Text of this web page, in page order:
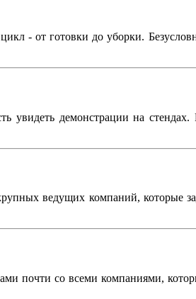
- от готовки до уборки.
увидеть демонстрации на стендах.
ведущих компаний, которые
почти со всеми компаниями,